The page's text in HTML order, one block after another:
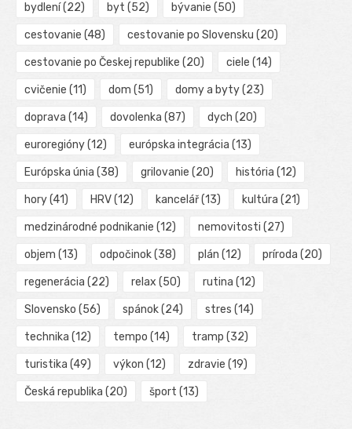
bydlení(22) byt (52) bývanie (50)
cestovanie (48) cestovanie po Slovensku (20)
cestovanie po Českej republike (20) ciele (14)
cvičenie (11) dom (51) domy a byty(23)
doprava (14) dovolenka (87) dych (20)
euroregióny(12) európska integrácia (13)
Európska únia (38) grilovanie (20) história (12)
hory(41) HRV(12) kancelář(13) kultúra (21)
medzinárodné podnikanie (12) nemovitosti (27)
objem (13) odpočinok(38) plán (12) príroda (20)
regenerácia (22) relax (50) rutina (12)
Slovensko (56) spánok(24) stres (14)
technika (12) tempo (14) tramp (32)
turistika (49) výkon (12) zdravie (19)
Česká republika (20) šport (13)